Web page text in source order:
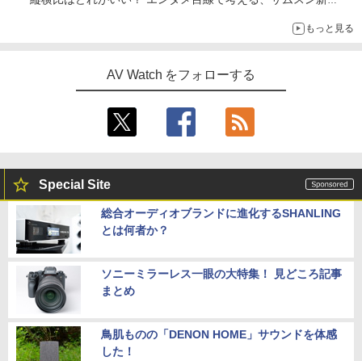
もっと見る
AV Watch をフォローする
Special Site
総合オーディオブランドに進化するSHANLING
とは何者か？
ソニーミラーレス一眼の大特集！ 見どころ記事
まとめ
鳥肌ものの「DENON HOME」サウンドを体感
した！